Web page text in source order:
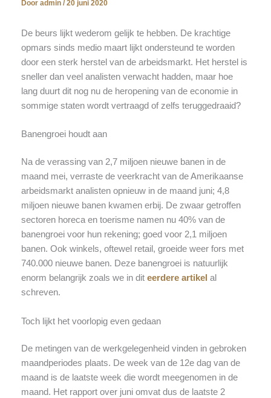
Door admin / 20 juni 2020
De beurs lijkt wederom gelijk te hebben. De krachtige
opmars sinds medio maart lijkt ondersteund te worden
door een sterk herstel van de arbeidsmarkt. Het herstel is
sneller dan veel analisten verwacht hadden, maar hoe
lang duurt dit nog nu de heropening van de economie in
sommige staten wordt vertraagd of zelfs teruggedraaid?
Banengroei houdt aan
Na de verassing van 2,7 miljoen nieuwe banen in de
maand mei, verraste de veerkracht van de Amerikaanse
arbeidsmarkt analisten opnieuw in de maand juni; 4,8
miljoen nieuwe banen kwamen erbij. De zwaar getroffen
sectoren horeca en toerisme namen nu 40% van de
banengroei voor hun rekening; goed voor 2,1 miljoen
banen. Ook winkels, oftewel retail, groeide weer fors met
740.000 nieuwe banen. Deze banengroei is natuurlijk
enorm belangrijk zoals we in dit eerdere artikel al
schreven.
Toch lijkt het voorlopig even gedaan
De metingen van de werkgelegenheid vinden in gebroken
maandperiodes plaats. De week van de 12e dag van de
maand is de laatste week die wordt meegenomen in de
maand. Het rapport over juni omvat dus de laatste 2